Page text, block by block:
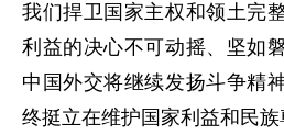
我们捍卫国家主权和领土完
利益的决心不可动摇、坚如
中国外交将继续发扬斗争精
终挺立在维护国家利益和民族